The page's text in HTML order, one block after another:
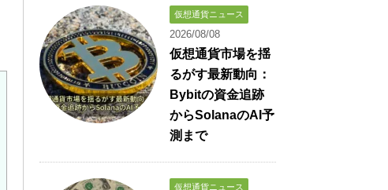
仮想通貨ニュース
2026/08/08
仮想通貨市場を揺
るがす最新動向：
Bybitの資金追跡
からSolanaのAI予
測まで
仮想通貨ニュース